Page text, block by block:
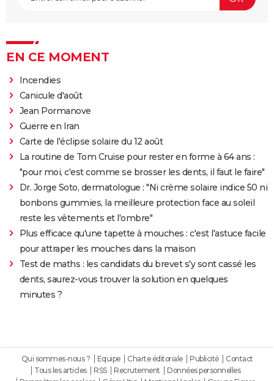
EN CE MOMENT
Incendies
Canicule d'août
Jean Pormanove
Guerre en Iran
Carte de l'éclipse solaire du 12 août
La routine de Tom Cruise pour rester en forme à 64 ans :
"pour moi, c'est comme se brosser les dents, il faut le faire"
Dr. Jorge Soto, dermatologue : "Ni crème solaire indice 50 ni
bonbons gummies, la meilleure protection face au soleil
reste les vêtements et l'ombre"
Plus efficace qu'une tapette à mouches : c'est l'astuce facile
pour attraper les mouches dans la maison
Test de maths : les candidats du brevet s'y sont cassé les
dents, saurez-vous trouver la solution en quelques
minutes ?
Qui sommes-nous ? Equipe Charte éditoriale Publicité
Contact
Tous les articles
RSS Recrutement
Données personnelles